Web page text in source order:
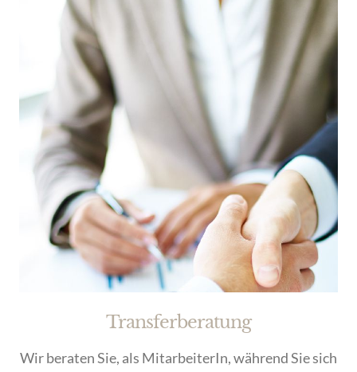
Transferberatung
Wir beraten Sie, als MitarbeiterIn, während Sie sich